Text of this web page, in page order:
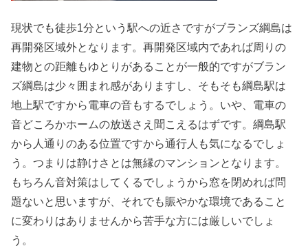
現状でも徒歩1分という駅への近さですがブランズ綱島は
再開発区域外となります。再開発区域内であれば周りの
建物との距離もゆとりがあることが一般的ですがブラン
ズ綱島は少々囲まれ感がありますし、そもそも綱島駅は
地上駅ですから電車の音もするでしょう。いや、電車の
音どころかホームの放送さえ聞こえるはずです。綱島駅
から人通りのある位置ですから通行人も気になるでしょ
う。つまりは静けさとは無縁のマンションとなります。
もちろん音対策はしてくるでしょうから窓を閉めれば問
題ないと思いますが、それでも賑やかな環境であること
に変わりはありませんから苦手な方には厳しいでしょ
う。